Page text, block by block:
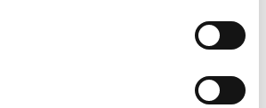
kirjanpidossa ja